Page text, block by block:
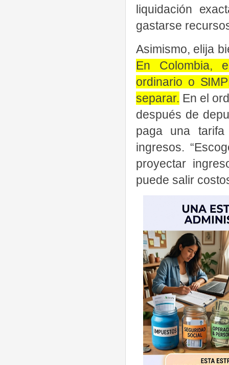
liquidación
gastarse
Asimismo, elija
En Colombia,
ordinario o
separar. En el
después de
paga una
ingresos.
proyectar
puede salir